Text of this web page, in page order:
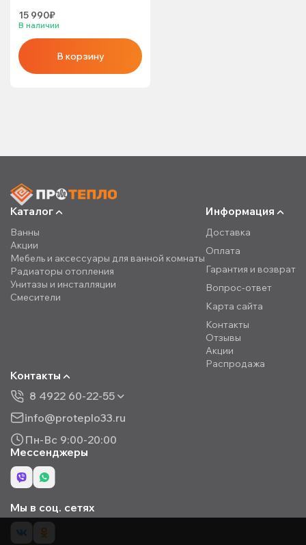
15 990₽
В наличии
В корзину
Каталог
Ванны
Акции
Мебель и аксессуары для ванной комнаты
Радиаторы отопления
Унитазы и инсталляции
Смесители
Информация
Доставка
Оплата
Гарантия и возврат
Вопрос-ответ
Карта сайта
Контакты
Отзывы
Акции
Распродажа
Контакты
8 4922 60-22-55
info@proteplo33.ru
Пн-Вс 9:00-20:00
Мессенджеры
Мы в соц. сетях